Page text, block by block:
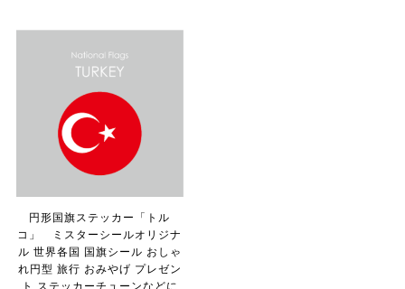
マットブラック（つや消し）
2023/02/17
2023/02/17
円形国旗ステッカー「トル
コ」 ミスターシールオリジナ
ル 世界各国 国旗シール おしゃ
れ円型 旅行 おみやげ プレゼン